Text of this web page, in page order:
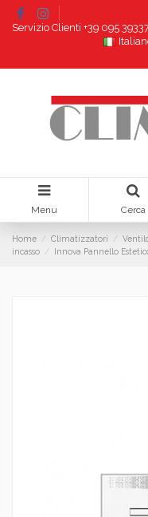
Servizio Clienti +39 095
Menu Cerca
Home Climatizzatori
incasso
Innova Pannello